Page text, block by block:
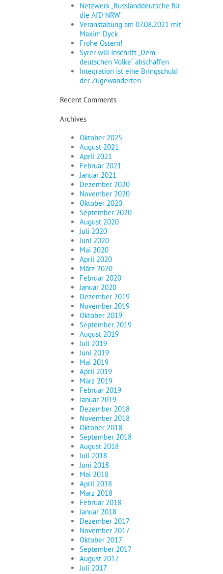
Netzwerk „Russlanddeutsche für
die AfD NRW“
Veranstaltung am 07.08.2021 mit
Maxim Dyck
Frohe Ostern!
Syrer will Inschrift „Dem
deutschen Volke“ abschaffen
Integration ist eine Bringschuld
der Zugewanderten
Recent Comments
Archives
Oktober 2025
August 2021
April 2021
Februar 2021
Januar 2021
Dezember 2020
November 2020
Oktober 2020
September 2020
August 2020
Juli 2020
Juni 2020
Mai 2020
April 2020
März 2020
Februar 2020
Januar 2020
Dezember 2019
November 2019
Oktober 2019
September 2019
August 2019
Juli 2019
Juni 2019
Mai 2019
April 2019
März 2019
Februar 2019
Januar 2019
Dezember 2018
November 2018
Oktober 2018
September 2018
August 2018
Juli 2018
Juni 2018
Mai 2018
April 2018
März 2018
Februar 2018
Januar 2018
Dezember 2017
November 2017
Oktober 2017
September 2017
August 2017
Juli 2017